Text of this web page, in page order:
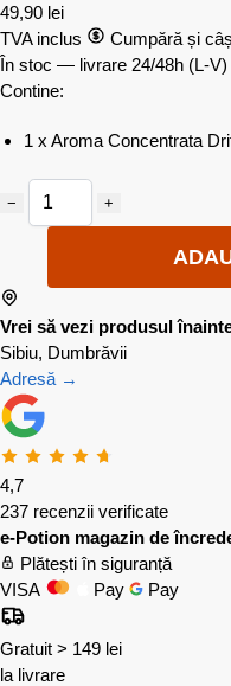
49,90 lei
TVA inclus
Cumpără și
În stoc — livrare 24/48h (L-V)
Contine:
1 x Aroma Concentrata
− +
Vrei să vezi produsul
Sibiu, Dumbrăvii
Adresă →
4,7
237 recenzii verificate
e-Potion magazin de
Plătești în siguranță
VISA
Pay Pay
Gratuit > 149 lei
la livrare